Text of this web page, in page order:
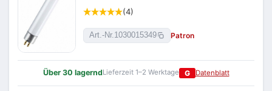
(4)
Art.-Nr.1030015349 Patron
Über 30 lagerndLieferzeit 1–2 Werktage G Datenblatt